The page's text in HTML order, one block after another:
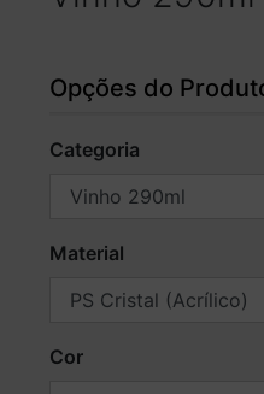
Opções do
Categoria
Material
Cor